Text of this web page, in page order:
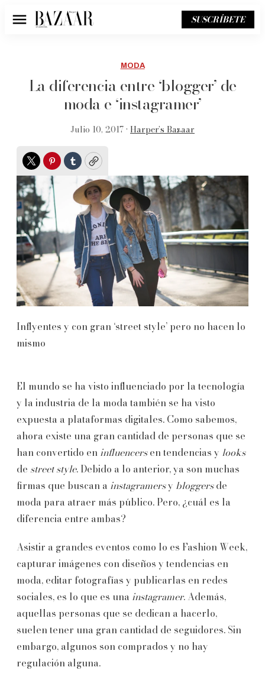
Menú SUSCRÍBETE
MODA
La diferencia entre ‘blogger’ de
moda e ‘instagramer’
Julio 10, 2017 • Harper’s Bazaar
TwitterPinterest
TumblrCopy
Inflyentes y con gran ‘street style’ pero no hacen lo
mismo
El mundo se ha visto influenciado por la tecnología
y la industria de la moda también se ha visto
expuesta a plataformas digitales. Como sabemos,
ahora existe una gran cantidad de personas que se
han convertido en influencersen tendencias y looks
de street style. Debido a lo anterior, ya son muchas
firmas que buscan a instagramersy bloggersde
moda para atraer más público. Pero, ¿cuál es la
diferencia entre ambas?
Asistir a grandes eventos como lo es Fashion Week,
capturar imágenes con diseños y tendencias en
moda, editar fotografías y publicarlas en redes
sociales, es lo que es una instagramer. Además,
aquellas personas que se dedican a hacerlo,
suelen tener una gran cantidad de seguidores. Sin
embargo, algunos son comprados y no hay
regulación alguna.